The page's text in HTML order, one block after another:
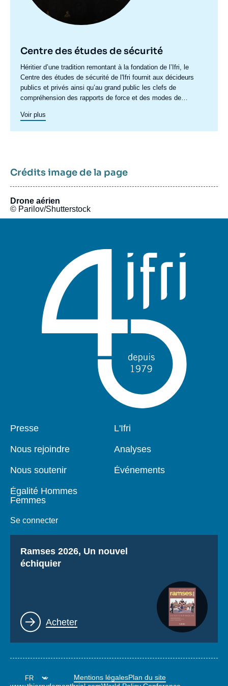
Centre des études de sécurité
Accroche
centre
Héritier d’une tradition remontant à la fondation de l’Ifri, le
Centre des études de sécurité de l'Ifri fournit aux décideurs
publics et privés ainsi qu’au grand public les clefs de
compréhension des rapports de force et des modes de
à la jointure du politique et de l’opérationnel, la crédibilité de
national et international.
Voir plus
Crédits image de la page
Drone aérien
© Parilov/Shutterstock
Pied
Presse
Nous rejoindre
Nous soutenir
Égalité Hommes
Femmes
Se connecter
Navigation
L'Ifri
Analyses
Événements
Titre
Ramses 2026, Un nouvel
échiquier
Lien
Acheter
Mentions légalesPlan du site